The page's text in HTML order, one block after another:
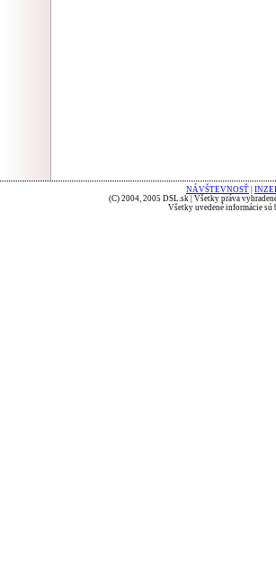
NÁVŠTEVNOSŤ
(C) 2004, 2005 DSL.sk | Všetky práva
Všetky uvedené informácie sú